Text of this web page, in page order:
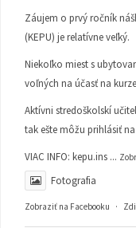
Záujem o prvý ročník
(KEPU) je relatívne veľký.
Niekoľko miest s
voľných na účasť na
Aktívni stredoškolskí
tak ešte môžu prihlásiť na
VIAC INFO: kepu.ins ...
Fotografia
Zobraziť na Facebooku ·